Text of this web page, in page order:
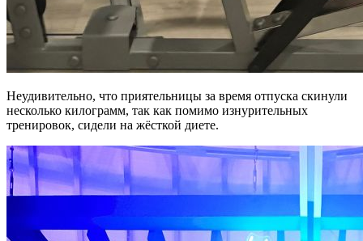
Неудивительно, что приятельницы за время отпуска скинули
несколько килограмм, так как помимо изнурительных
тренировок, сидели на жёсткой диете.